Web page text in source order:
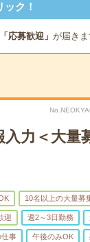
ク！
応募歓迎」 が届きま
入力＜大量
10名以上の大量募
迎 週2～3日勤務
事 午後のみOK